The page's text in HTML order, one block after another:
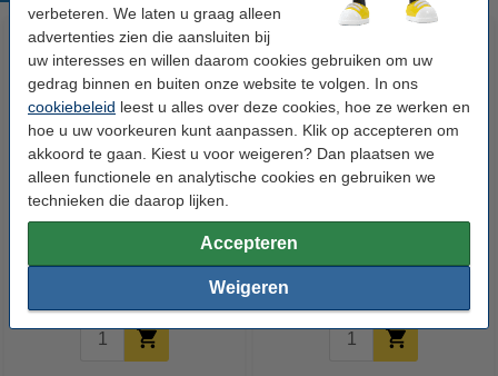
verbeteren. We laten u graag alleen
advertenties zien die aansluiten bij
uw interesses en willen daarom cookies gebruiken om uw
gedrag binnen en buiten onze website te volgen. In ons
cookiebeleid leest u alles over deze cookies, hoe ze werken en
hoe u uw voorkeuren kunt aanpassen. Klik op accepteren om
akkoord te gaan. Kiest u voor weigeren? Dan plaatsen we
alleen functionele en analytische cookies en gebruiken we
technieken die daarop lijken.
Accepteren
Weigeren
Stick'n memoblok 360 graden
lijmrand 76 x 127 mm blauw
€ 2,95
lijmrand 76 x 127 mm roze (100
€ 2,95